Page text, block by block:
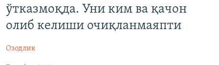
ўтинг
На русском
ўтказмоқда. Уни ким ва қачон
олиб келиши очиқланмаяпти
Озодлик